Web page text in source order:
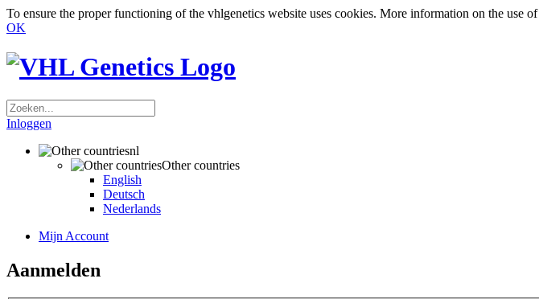
To ensure the proper functioning of the vhlgenetics website uses cookies. More information on the use of
OK
Inloggen
nl
Other countries
English
Deutsch
Nederlands
Mijn Account
Aanmelden